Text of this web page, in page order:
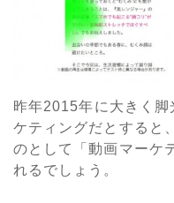
昨年2015年に大きく
ケティングだとすると
のとして「動画マーケ
れるでしょう。